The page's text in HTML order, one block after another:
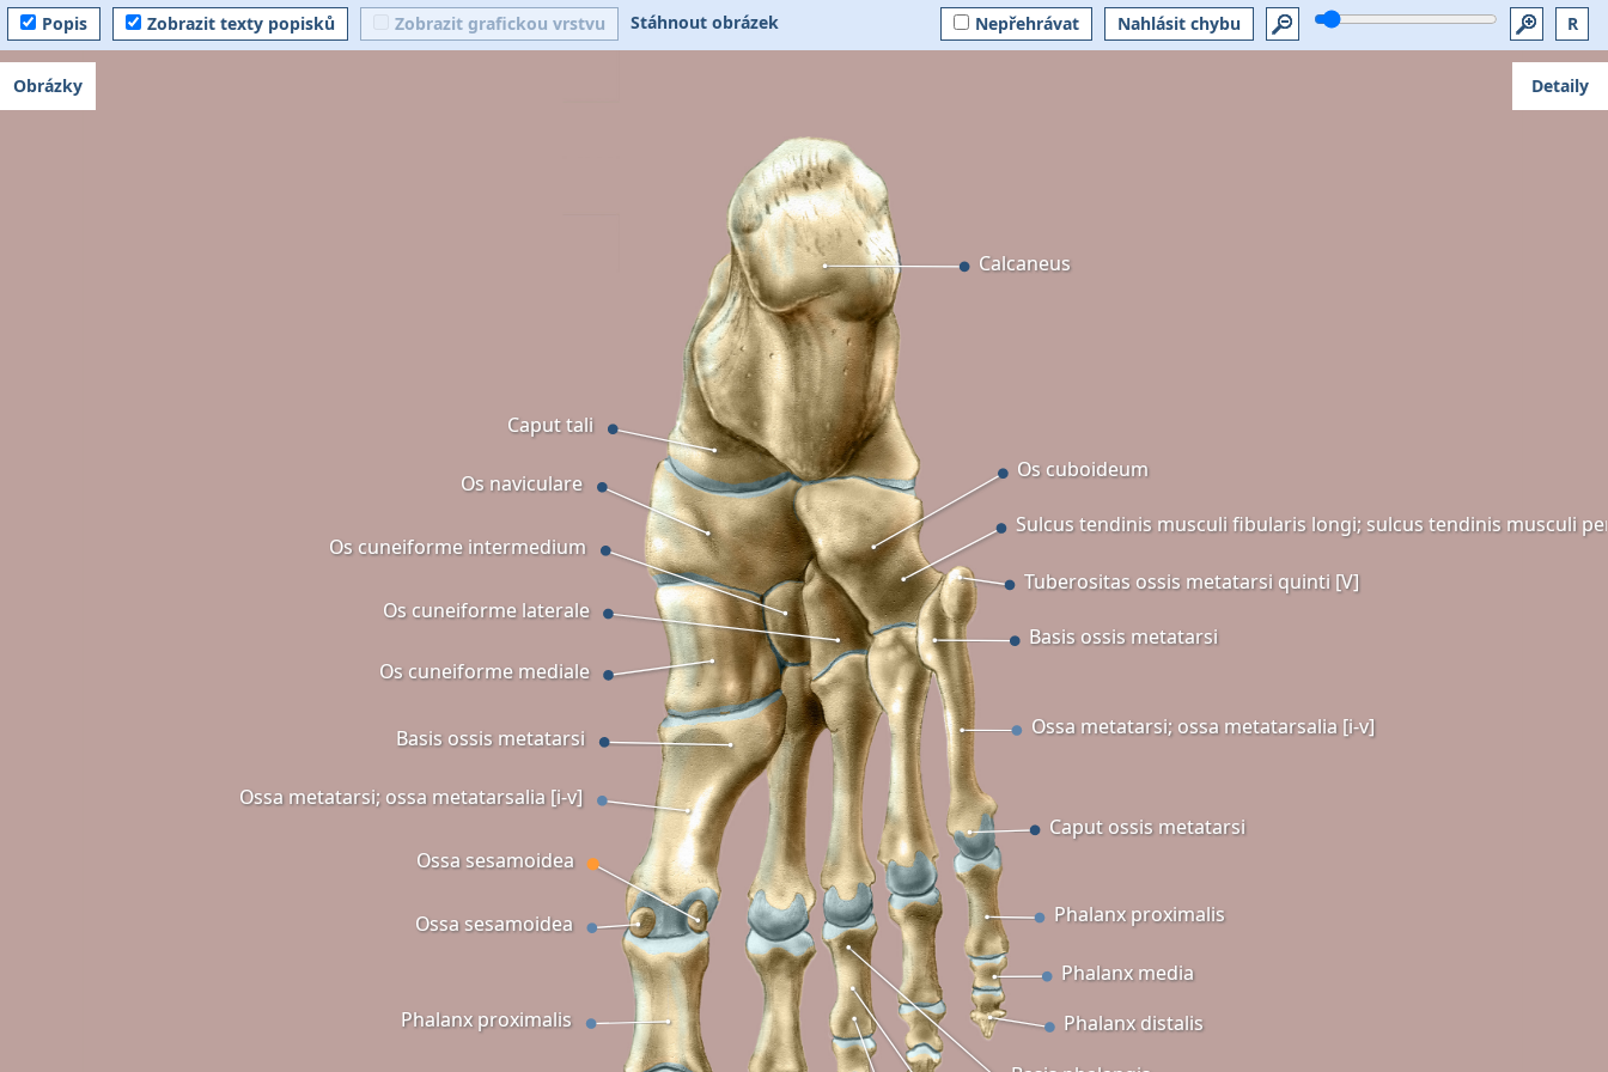
Popis Zobrazit texty popisků Zobrazit grafickou vrstvu Stáhnout obrázek R
Nahlásit chybu
Nepřehrávat
Caput tali
Sulcus tendinis musculi fibularis longi; sulcus tendinis musculi
Phalanx distalis
Calcaneus
Phalanx media
Phalanx proximalis
Phalanx proximalis
Caput ossis metatarsi
Ossa metatarsi; ossa metatarsalia [i-v]
Ossa metatarsi; ossa metatarsalia [i-v]
Basis ossis metatarsi
Basis ossis metatarsi
Tuberositas ossis metatarsi quinti [V]
Os cuboideum
Os cuneiforme laterale
Os cuneiforme intermedium
Os cuneiforme mediale
Os naviculare
Ossa sesamoidea
Ossa sesamoidea
Obrázky Detaily